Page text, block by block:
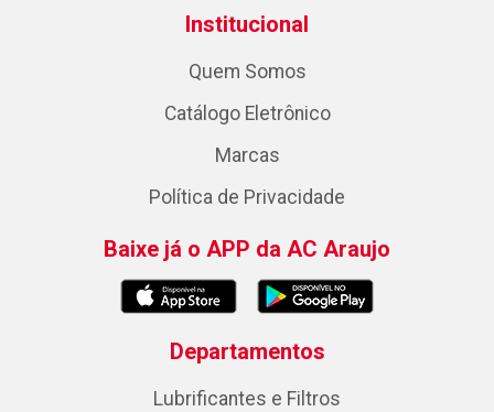
Institucional
Quem Somos
Catálogo Eletrônico
Marcas
Política de Privacidade
Baixe já o APP da AC Araujo
Departamentos
Lubrificantes e Filtros